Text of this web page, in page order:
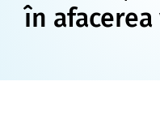
în afacerea